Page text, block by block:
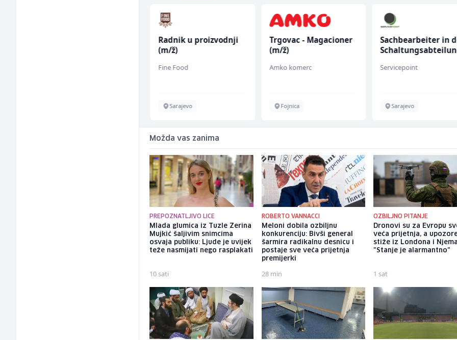
Radnik u proizvodnji
(m/ž)
Fine Food
Sarajevo
Trgovac - Magacioner
(m/ž)
Amko komerc
Fojnica
Sachbearbeiter in
Servicepoint
Sarajevo
Možda vas zanima
PREPOZNATLJIVO LICE
Mlada glumica iz Tuzle Zerina
Mujkić šaljivim snimcima
osvaja publiku: Ljude je uvijek
teže nasmijati nego rasplakati
10 sati
ROBERTO VANNACCI
Meloni dobila ozbiljnu
konkurenciju: Bivši general
šarmira radikalnu desnicu i
postaje sve veća prijetnja
premijerki
28 min
OZBILJNO PITANJE
Dronovi su za Evropu
veća prijetnja, a
stiže iz Londona i
"Stanje je alarmantno"
1 sat